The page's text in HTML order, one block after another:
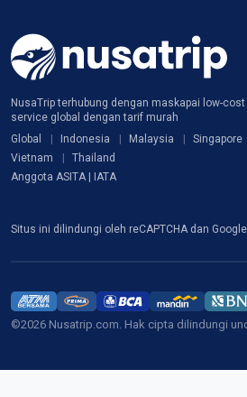
NusaTrip terhubung dengan maskapai low-
service global dengan tarif murah
Global
Indonesia Malaysia Singapore
Vietnam
Thailand
Anggota ASITA | IATA
Situs ini dilindungi oleh reCAPTCHA dan Google
©2026 Nusatrip.com. Hak cipta dilindungi